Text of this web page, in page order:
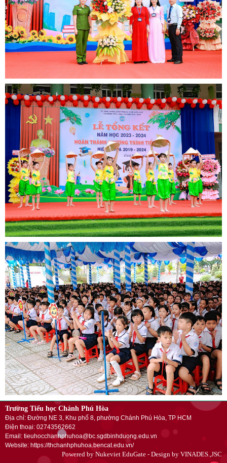
Trường Tiểu học Chánh Phú Hòa
Địa chỉ: Đường NE 3, Khu phố 8, phường Chánh Phú Hòa, TP HCM
Điện thoại: 02743562662
Email: tieuhocchanhphuhoa@bc.sgdbinhduong.edu.vn
Website: https://thchanhphuhoa.bencat.edu.vn/
Powered by Nukeviet EduGate - Design by VINADES.,JSC